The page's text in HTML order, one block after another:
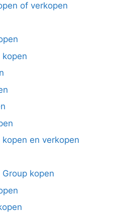
of verkopen
en verkopen
kopen